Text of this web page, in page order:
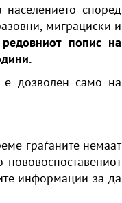
според
миграциски и
попис на
е дозволен само на
граѓаните немаат
нововоспоставениот
информации за да